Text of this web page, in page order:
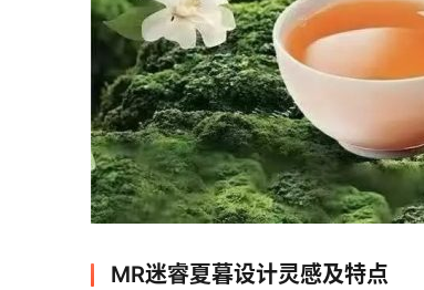
MR迷睿夏暮设计灵感及特点